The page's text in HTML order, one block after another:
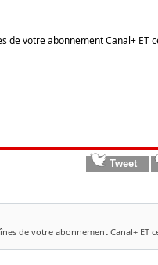
de votre abonnement Canal+ ET
de votre abonnement Canal+ ET